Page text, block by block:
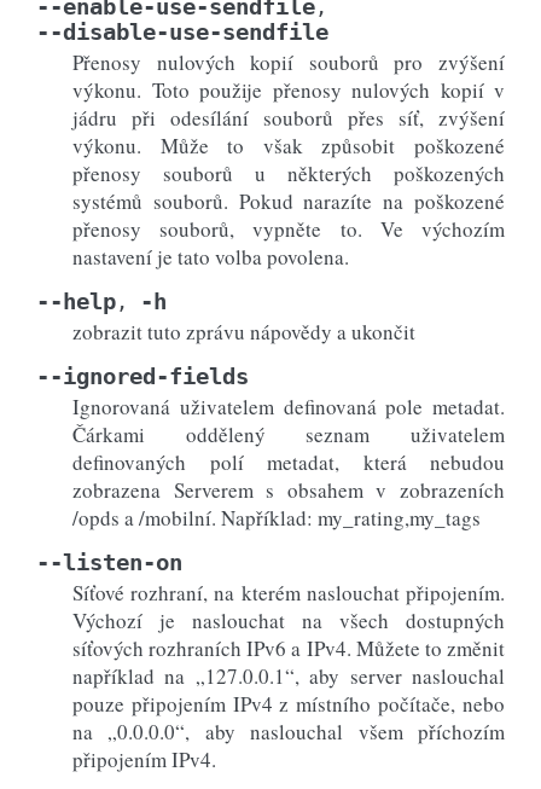
--enable-use-sendfile ,
--disable-use-sendfile
Přenosy nulových kopií souborů pro zvýšení
výkonu. Toto použije přenosy nulových kopií v
jádru při odesílání souborů přes síť, zvýšení
výkonu. Může to však způsobit poškozené
přenosy souborů u některých poškozených
systémů souborů. Pokud narazíte na poškozené
přenosy souborů, vypněte to. Ve výchozím
nastavení je tato volba povolena.
--help , -h
zobrazit tuto zprávu nápovědy a ukončit
--ignored-fields
Ignorovaná uživatelem definovaná pole metadat.
Čárkami oddělený seznam uživatelem
definovaných polí metadat, která nebudou
zobrazena Serverem s obsahem v zobrazeních
/opds a /mobilní. Například: my_rating,my_tags
--listen-on
Síťové rozhraní, na kterém naslouchat připojením.
Výchozí je naslouchat na všech dostupných
síťových rozhraních IPv6 a IPv4. Můžete to změnit
například na „127.0.0.1“, aby server naslouchal
pouze připojením IPv4 z místního počítače, nebo
na „0.0.0.0“, aby naslouchal všem příchozím
připojením IPv4.